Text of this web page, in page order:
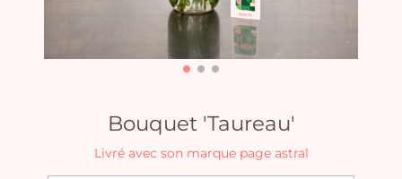
Bouquet 'Taureau'
Livré avec son marque page astral